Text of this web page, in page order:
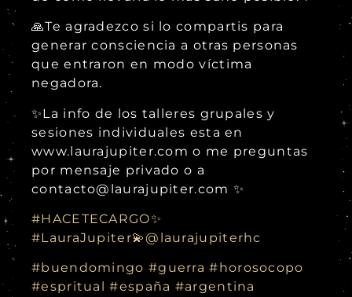
🙏Te agradezco si lo compartis para
generar consciencia a otras personas
que entraron en modo víctima
negadora.
✨La info de los talleres grupales y
sesiones individuales esta en
www.laurajupiter.com o me preguntas
por mensaje privado o a
contacto@laurajupiter.com ✨
#HACETECARGO✨
#LauraJupiter💫@laurajupiterhc
#buendomingo #guerra #horosocopo
#espritual#españa #argentina